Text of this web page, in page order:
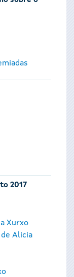
2017
Xurxo
Alicia